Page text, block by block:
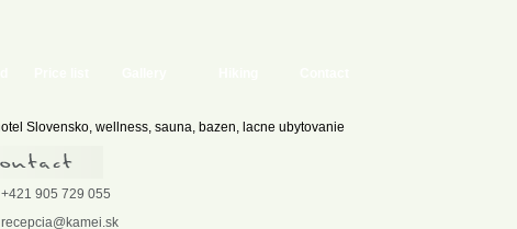
+421 905 729 055
recepcia@kamei.sk